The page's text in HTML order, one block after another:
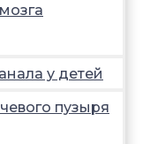
у детей
пузыря